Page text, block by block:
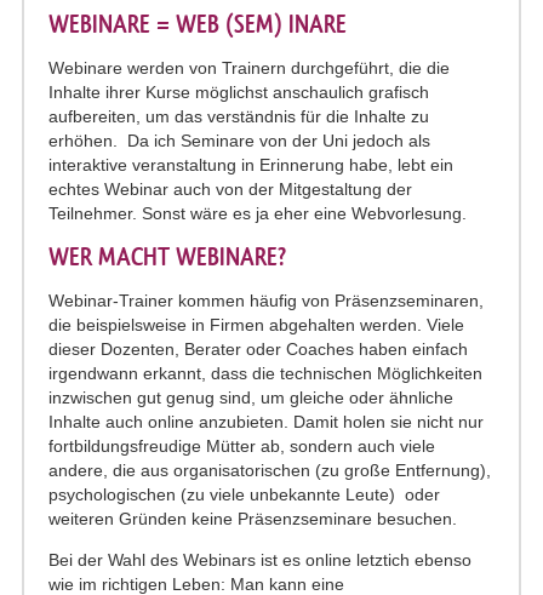
WEBINARE = WEB (SEM) INARE
Webinare werden von Trainern durchgeführt, die die
Inhalte ihrer Kurse möglichst anschaulich grafisch
aufbereiten, um das verständnis für die Inhalte zu
erhöhen. Da ich Seminare von der Uni jedoch als
interaktive veranstaltung in Erinnerung habe, lebt ein
echtes Webinar auch von der Mitgestaltung der
Teilnehmer. Sonst wäre es ja eher eine Webvorlesung.
WER MACHT WEBINARE?
Webinar-Trainer kommen häufig von Präsenzseminaren,
die beispielsweise in Firmen abgehalten werden. Viele
dieser Dozenten, Berater oder Coaches haben einfach
irgendwann erkannt, dass die technischen Möglichkeiten
inzwischen gut genug sind, um gleiche oder ähnliche
Inhalte auch online anzubieten. Damit holen sie nicht nur
fortbildungsfreudige Mütter ab, sondern auch viele
andere, die aus organisatorischen (zu große Entfernung),
psychologischen (zu viele unbekannte Leute) oder
weiteren Gründen keine Präsenzseminare besuchen.
Bei der Wahl des Webinars ist es online letztich ebenso
wie im richtigen Leben: Man kann eine